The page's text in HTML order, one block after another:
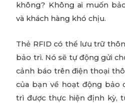
không? Không ai muốn
và khách hàng khó chịu.
Thẻ RFID có thể lưu trữ
bảo trì. Nó sẽ tự động gửi
cảnh báo trên điện thoại
của bạn về hoạt động bảo
trì được thực hiện định kỳ,